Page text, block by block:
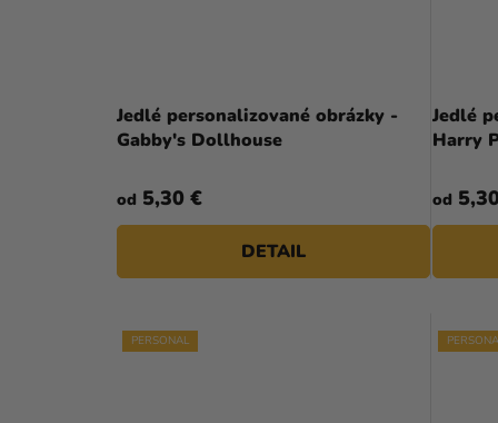
Jedlé personalizované obrázky -
Gabby's Dollhouse
od 5,30 €
DETAIL
Jedlé
Harry
od
PERSONAL